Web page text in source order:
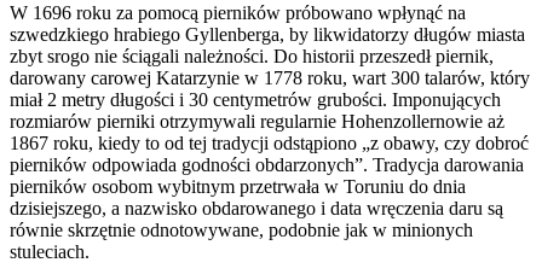
W 1696 roku za pomocą pierników próbowano wpłynąć na
szwedzkiego hrabiego Gyllenberga, by likwidatorzy długów miasta
zbyt srogo nie ściągali należności. Do historii przeszedł piernik,
darowany carowej Katarzynie w 1778 roku, wart 300 talarów, który
miał 2 metry długości i 30 centymetrów grubości. Imponujących
rozmiarów pierniki otrzymywali regularnie Hohenzollernowie aż
1867 roku, kiedy to od tej tradycji odstąpiono „z obawy, czy dobroć
pierników odpowiada godności obdarzonych”. Tradycja darowania
pierników osobom wybitnym przetrwała w Toruniu do dnia
dzisiejszego, a nazwisko obdarowanego i data wręczenia daru są
równie skrzętnie odnotowywane, podobnie jak w minionych
stuleciach.